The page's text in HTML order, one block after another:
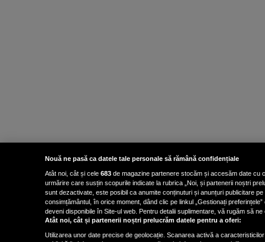
Nouă ne pasă ca datele tale personale să rămână confidențiale
Atât noi, cât și cele 683 de magazine partenere stocăm și accesăm date cu
urmărire care susțin scopurile indicate la rubrica „Noi, și partenerii noștri
sunt dezactivate, este posibil ca anumite conținuturi și anunțuri publicitare
consimțământul, în orice moment, dând clic pe linkul „Gestionați
deveni disponibile în Site-ul web. Pentru detalii suplimentare, vă rugăm să
Atât noi, cât și partenerii noștri prelucrăm datele pentru a oferi:
Utilizarea unor date precise de geolocație. Scanarea activă a